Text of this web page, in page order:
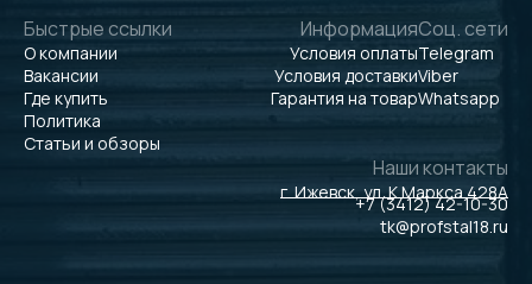
Быстрые ссылки
О компании
Вакансии
Где купить
Политика
Статьи и обзоры
Информация
Условия оплаты
Условия доставки
Гарантия на товар
Соц. сети
Telegram
Viber
Whatsapp
Наши контакты
г. Ижевск, ул. К.Маркса 428А
+7 (3412) 42-10-30
tk@profstal18.ru